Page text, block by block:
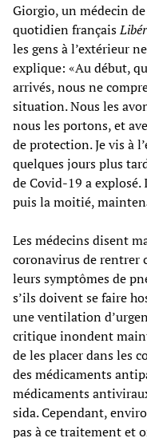
Giorgio, un médecin
quotidien français
les gens à l’extérieur
explique: «Au début,
arrivés, nous ne
situation. Nous les
nous les portons, et
de protection. Je vis à
quelques jours plus
de Covid-19 a
puis la moitié,
Les médecins disent
coronavirus de rentrer
leurs symptômes de
s’ils doivent se faire
une ventilation
critique inondent
de les placer dans les
des médicaments
médicaments
sida. Cependant,
pas à ce traitement et